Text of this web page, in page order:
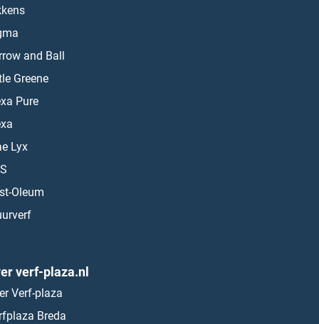
and Ball
Greene
Pure
Lyx
Oleum
verf-plaza.nl
Verf-plaza
Breda